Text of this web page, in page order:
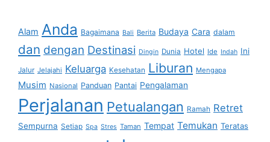
Alam Anda Bagaimana Bali Berita Budaya Cara dalam
dan dengan Destinasi Dingin Dunia Hotel Ide Indah Ini
Jalur Jelajahi Keluarga Kesehatan Liburan Mengapa
Musim Nasional Panduan Pantai Pengalaman
Perjalanan Petualangan Ramah Retret
Sempurna Setiap Spa Stres Taman Tempat Temukan Teratas